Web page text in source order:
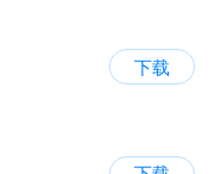
下载